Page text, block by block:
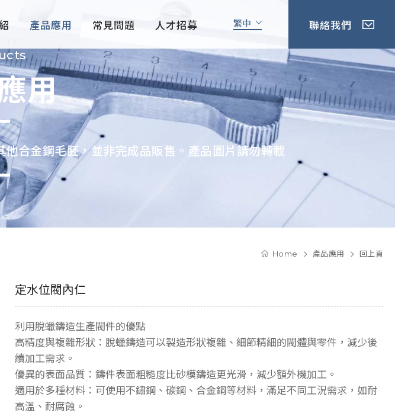
產品應用 常見問題 人才招募 繁中 聯絡我們
用
合金鋼毛胚，並非完成品販售。產品圖片請勿轉載
Home 產品應用 回上頁
定水位閥內仁
利用脫蠟鑄造生產閥件的優點
高精度與複雜形狀：脫蠟鑄造可以製造形狀複雜、細節精細的閥體與零件，減少後
續加工需求。
優異的表面品質：鑄件表面粗糙度比砂模鑄造更光滑，減少額外機加工。
適用於多種材料：可使用不鏽鋼、碳鋼、合金鋼等材料，滿足不同工況需求，如耐
高溫、耐腐蝕。